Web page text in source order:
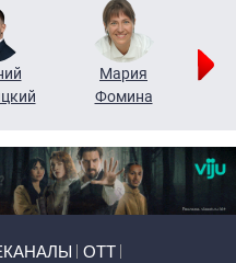
Мария
Фомина
ОТТ